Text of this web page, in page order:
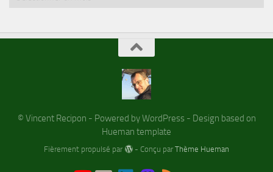
© Vincent Recipon - Powered by WordPress - Design based on
Hueman template
Fièrement propulsé par - Conçu par Thème Hueman